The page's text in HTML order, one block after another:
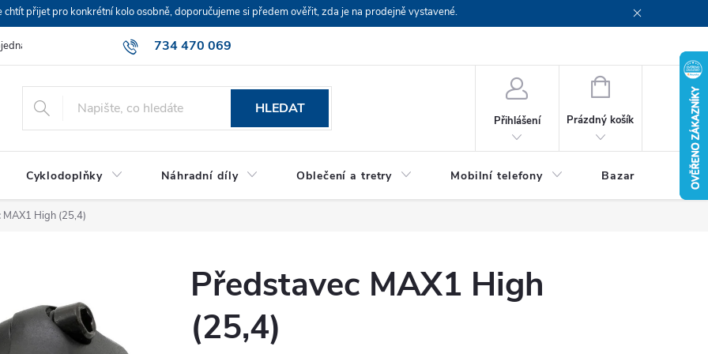
přijet pro konkrétní kolo osobně, doporučujeme si předem ověřit, zda je na prodejně vystavené.
734 470 069
HLEDAT
Přihlášení
NÁKUPNÍ
Prázdný košík
Cyklodoplňky Náhradní díly Oblečení a tretry Mobilní telefony Bazar Servis
MAX1 High (25,4)
Představec MAX1 High
(25,4)